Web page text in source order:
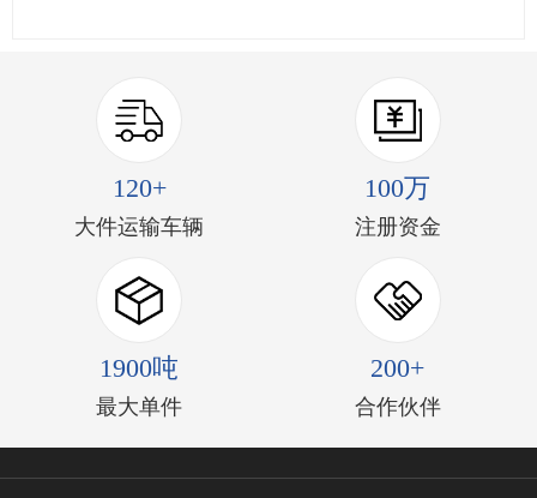
120+
大件运输车辆
100万
注册资金
1900吨
最大单件
200+
合作伙伴